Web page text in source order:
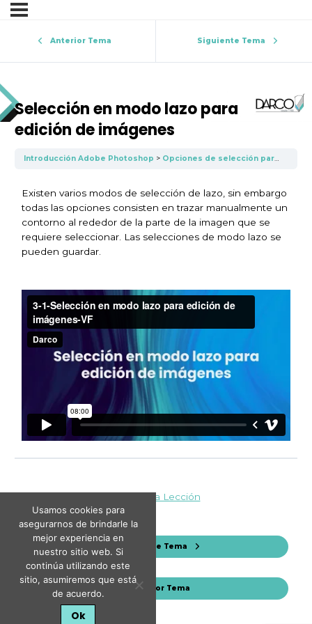
Anterior Tema Siguiente Tema
Selección en modo lazo para
edición de imágenes
Introducción Adobe Photoshop Opciones de selección para edición en Photoshop
Existen varios modos de selección de lazo, sin embargo
todas las opciones consisten en trazar manualmente un
contorno al rededor de la parte de la imagen que se
requiere seleccionar. Las selecciones de modo lazo se
pueden guardar.
Anterior Tema
Volver a la Lección
Siguiente Tema
Usamos cookies para
asegurarnos de brindarle la
mejor experiencia en
nuestro sitio web. Si
continúa utilizando este
sitio, asumiremos que está
de acuerdo.
Ok